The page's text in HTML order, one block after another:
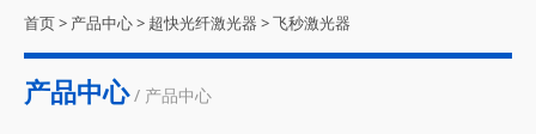
首页> 产品中心> 超快光纤激光器 >飞秒激光器
产品中心 / 产品中心